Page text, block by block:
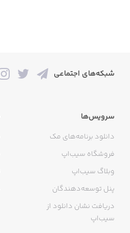
شبکه‌های اجتماعی
سرویس‌ها
دانلود برنامه‌های مک
فروشگاه سیب‌اپ
وبلاگ سیب‌اپ
پنل توسعه‌دهندگان
دریافت نشان دانلود از
سیب‌اپ